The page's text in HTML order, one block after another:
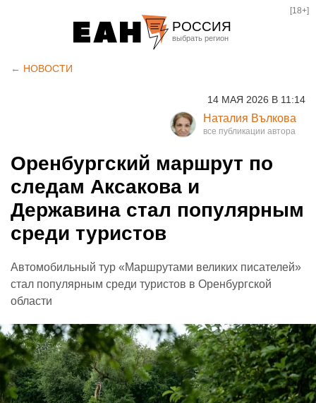
РОССИЯ
Курган
Оренбург
[18+]
← НОВОСТИ
14 МАЯ 2026 В 11:14
Наталия Вълкова
Оренбургский маршрут по
следам Аксакова и
Державина стал популярным
среди туристов
Автомобильный тур «Маршрутами великих писателей»
стал популярным среди туристов в Оренбургской
области